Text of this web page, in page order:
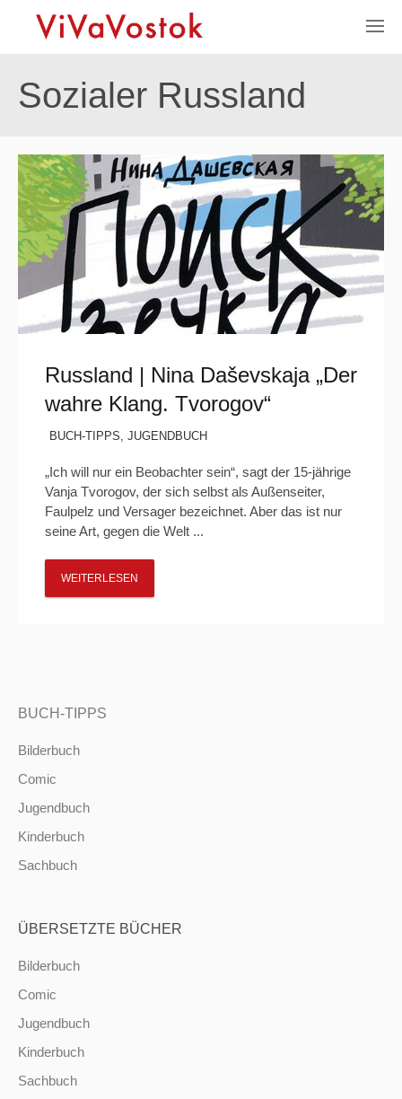
Sozialer Russland
Russland | Nina Daševskaja „Der
wahre Klang. Tvorogov“
BUCH-TIPPS, JUGENDBUCH
„Ich will nur ein Beobachter sein“, sagt der 15-jährige
Vanja Tvorogov, der sich selbst als Außenseiter,
Faulpelz und Versager bezeichnet. Aber das ist nur
seine Art, gegen die Welt ...
WEITERLESEN
BUCH-TIPPS
Bilderbuch
Comic
Jugendbuch
Kinderbuch
Sachbuch
ÜBERSETZTE BÜCHER
Bilderbuch
Comic
Jugendbuch
Kinderbuch
Sachbuch